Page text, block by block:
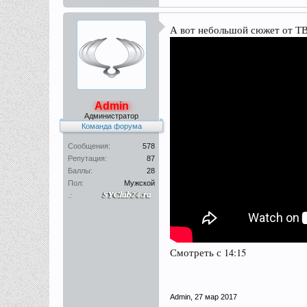
Admin
Администратор
Команда форума
Сообщения:
578
Репутация:
87
Баллы:
28
Пол:
Мужской
.:
А вот небольшой сюжет от
Смотреть с 14:15
Admin 27 мар 2017